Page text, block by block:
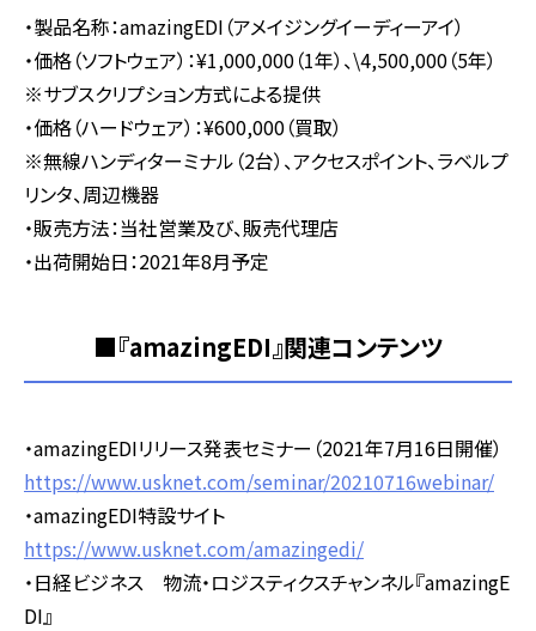
・製品名称：amazingEDI （アメイジングイーディーアイ）
・価格（ソフトウェア）：¥1,000,000（1年）、\4,500,000（5年）
※サブスクリプション方式による提供
・価格（ハードウェア）：¥600,000（買取）
※無線ハンディターミナル（2台）、アクセスポイント、ラベルプ
リンタ、周辺機器
・販売方法：当社営業及び、販売代理店
・出荷開始日：2021年8月予定
■『amazingEDI』関連コンテンツ
・amazingEDIリリース発表セミナー（2021年7月16日開催）
https://www.usknet.com/seminar/20210716webinar/
・amazingEDI特設サイト
https://www.usknet.com/amazingedi/
・日経ビジネス 物流・ロジスティクスチャンネル『amazingE
DI』